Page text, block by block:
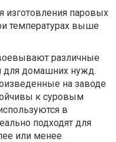
изготовления паровых
температурах выше
различные
для домашних нужд.
на заводе
к суровым
в
подходят для
или менее